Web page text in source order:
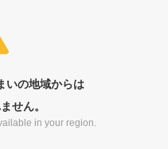
いの地域からは
せん。
in your region.